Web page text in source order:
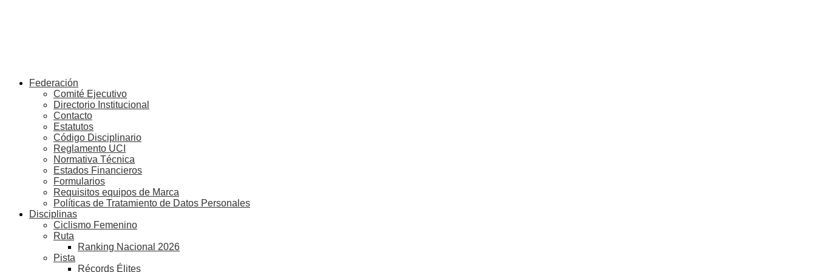
Federación
Comité Ejecutivo
Directorio Institucional
Contacto
Estatutos
Código Disciplinario
Reglamento UCI
Normativa Técnica
Estados Financieros
Formularios
Requisitos equipos de Marca
Políticas de Tratamiento de Datos Personales
Disciplinas
Ciclismo Femenino
Ruta
Ranking Nacional 2026
Pista
Récords Élites